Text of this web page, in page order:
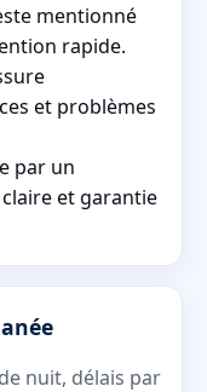
mentionné
rapide.
et problèmes
par un
et garantie
nuit, délais par